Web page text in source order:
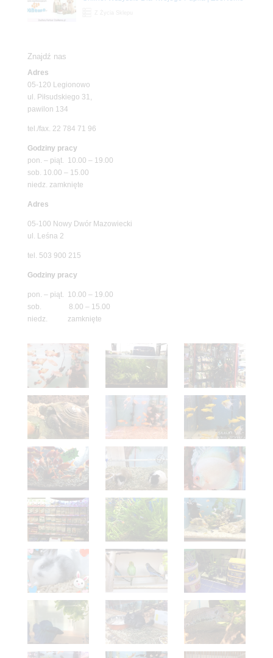
Znajdź nas
Adres
05-120 Legionowo
ul. Piłsudskiego 31,
pawilon 134
tel./fax. 22 784 71 96
Godziny pracy
pon. – piąt. 10.00 – 19.00
sob. 10.00 – 15.00
niedz. zamknięte
Adres
05-100 Nowy Dwór Mazowiecki
ul. Leśna 2
tel. 503 900 215
Godziny pracy
pon. – piąt. 10.00 – 19.00
sob. 8.00 – 15.00
niedz. zamknięte